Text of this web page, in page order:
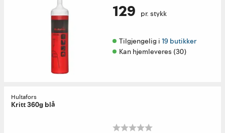
129 pr. stykk
Tilgjengelig i 19 butikker
Kan hjemleveres (30)
Hultafors
Kritt 360g blå